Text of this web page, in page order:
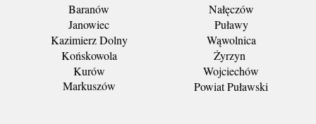
Baranów
Janowiec
Kazimierz Dolny
Końskowola
Kurów
Markuszów
Nałęczów
Puławy
Wąwolnica
Żyrzyn
Wojciechów
Powiat Puławski